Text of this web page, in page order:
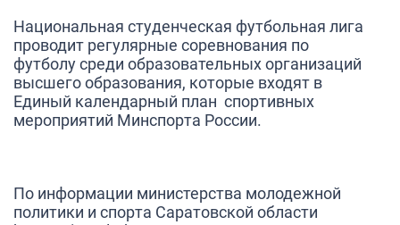
Национальная студенческая футбольная лига
проводит регулярные соревнования по
футболу среди образовательных организаций
высшего образования, которые входят в
Единый календарный план спортивных
мероприятий Минспорта России.
По информации министерства молодежной
политики и спорта Саратовской области